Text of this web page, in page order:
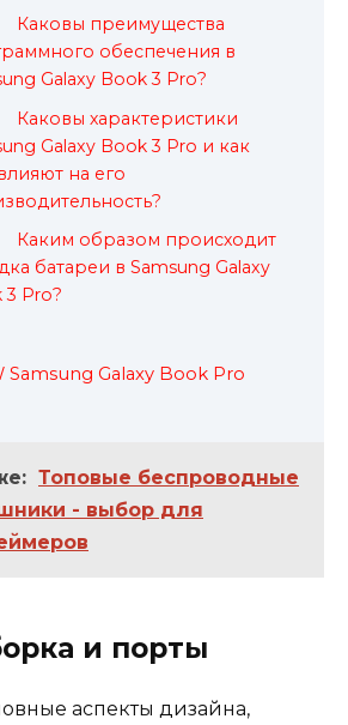
Каковы преимущества
обеспечения в
Galaxy Book 3 Pro?
Каковы характеристики
Galaxy Book 3 Pro и как
на его
Каким образом происходит
батареи в Samsung Galaxy
3 Pro?
Samsung Galaxy Book Pro
Топовые беспроводные
- выбор для
и порты
аспекты дизайна,